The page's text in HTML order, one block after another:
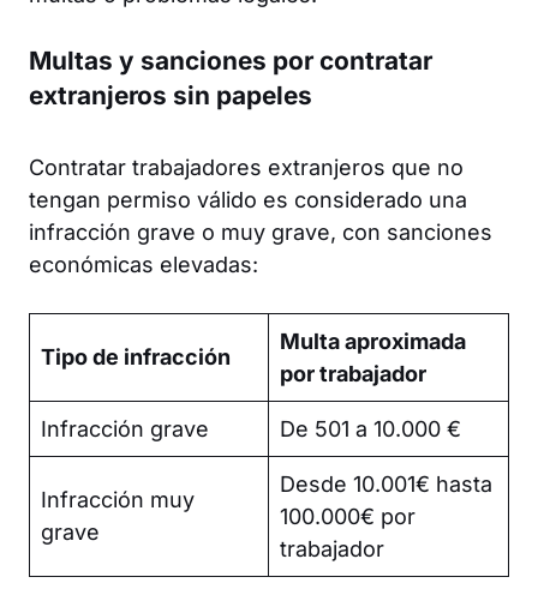
Multas y sanciones por contratar
extranjeros sin papeles
Contratar trabajadores extranjeros que no
tengan permiso válido es considerado una
infracción grave o muy grave, con sanciones
económicas elevadas:
Tipo de infracción
Multa aproximada
por trabajador
Infracción grave De 501 a 10.000 €
Infracción muy
grave
Desde 10.001€ hasta
100.000€ por
trabajador